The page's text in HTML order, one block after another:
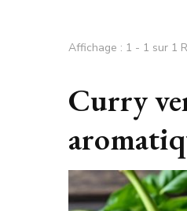
Affichage : 1 - 1 sur 1
Curry